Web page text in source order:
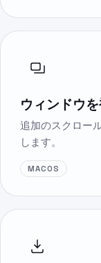
ウィンドウ
追加のスクロー
します。
MACOS